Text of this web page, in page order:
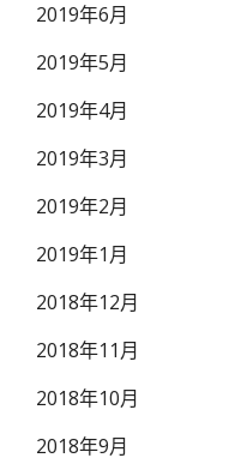
2019年6月
2019年5月
2019年4月
2019年3月
2019年2月
2019年1月
2018年12月
2018年11月
2018年10月
2018年9月